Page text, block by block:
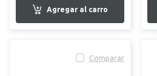
Comparar